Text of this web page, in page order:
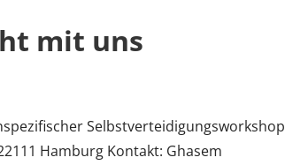
mit uns
Selbstverteidigungsworkshop
Hamburg Kontakt: Ghasem